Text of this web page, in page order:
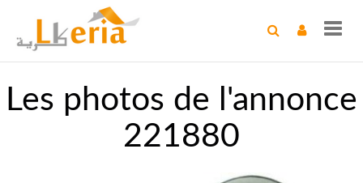
Les photos de l'annonce
221880